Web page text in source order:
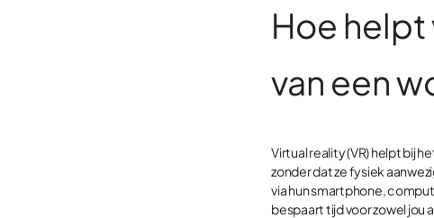
Hoe
van een
Virtual reality (VR) helpt bij
zonder dat ze fysiek
via hun smartphone,
bespaart tijd voor zowel jou